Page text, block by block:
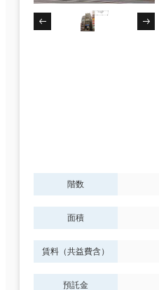
階数
面積
賃料（共益費含）
預託金